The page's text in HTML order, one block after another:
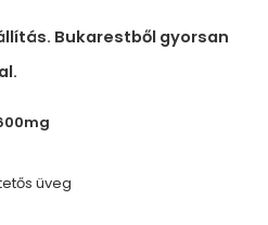
Bukarestből gyorsan
üveg